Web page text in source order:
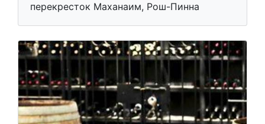
перекресток Маханаим, Рош-Пинна